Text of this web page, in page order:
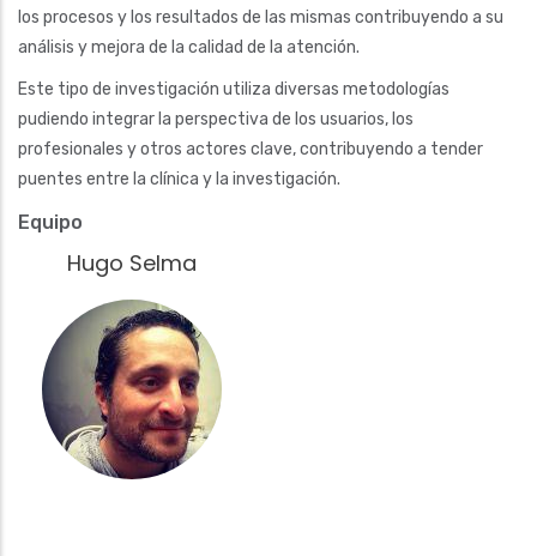
los procesos y los resultados de las mismas contribuyendo a su
análisis y mejora de la calidad de la atención.
Este tipo de investigación utiliza diversas metodologías
pudiendo integrar la perspectiva de los usuarios, los
profesionales y otros actores clave, contribuyendo a tender
puentes entre la clínica y la investigación.
Equipo
Hugo Selma
Fotografía